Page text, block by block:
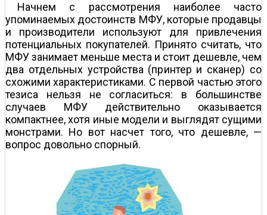
Начнем с рассмотрения наиболее часто
упоминаемых достоинств МФУ, которые продавцы
и производители используют для привлечения
потенциальных покупателей. Принято считать, что
МФУ занимает меньше места и стоит дешевле, чем
два отдельных устройства (принтер и сканер) со
схожими характеристиками. С первой частью этого
тезиса нельзя не согласиться: в большинстве
случаев МФУ действительно оказывается
компактнее, хотя иные модели и выглядят сущими
монстрами. Но вот насчет того, что дешевле, —
вопрос довольно спорный.